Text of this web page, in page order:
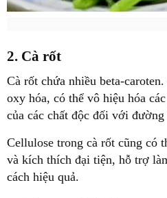
2. Cà rốt
Cà rốt chứa nhiều beta-
oxy hóa, có thể vô hiệu hóa
của các chất độc đối với
Cellulose trong cà rốt cũng có
và kích thích đại tiện, hỗ trợ
cách hiệu quả.